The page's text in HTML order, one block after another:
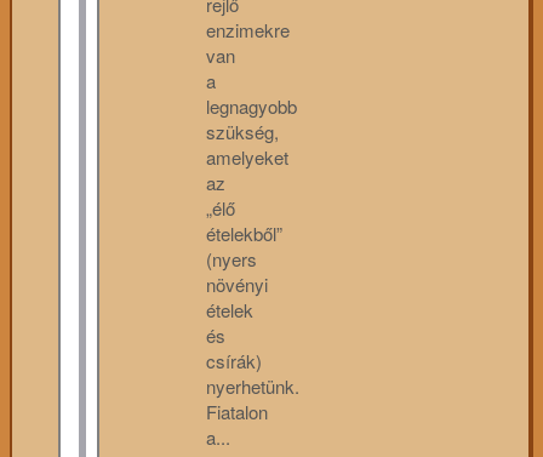
enzimekre
van
a
legnagyobb
szükség,
amelyeket
az
„élő
ételekből”
(nyers
növényi
ételek
és
csírák)
nyerhetünk.
Fiatalon
a...